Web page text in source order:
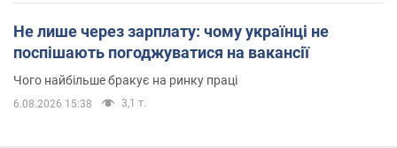
Не лише через зарплату: чому українці не
поспішають погоджуватися на вакансії
Чого найбільше бракує на ринку праці
6.08.2026 15:38 3,1 т.